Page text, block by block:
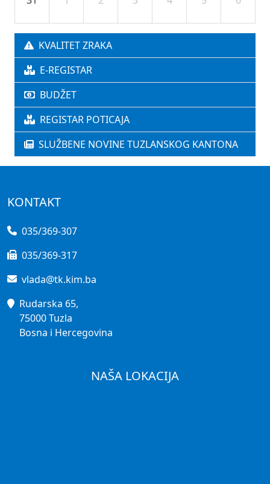
KVALITET ZRAKA
E-REGISTAR
BUDŽET
REGISTAR POTICAJA
SLUŽBENE NOVINE TUZLANSKOG KANTONA
KONTAKT
035/369-307
035/369-317
vlada@tk.kim.ba
Rudarska 65,
75000 Tuzla
Bosna i Hercegovina
NAŠA LOKACIJA